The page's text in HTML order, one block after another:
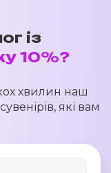
із
10%?
хвилин наш
які вам